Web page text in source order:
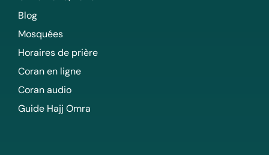
Blog
Mosquées
Horaires de prière
Coran en ligne
Coran audio
Guide Hajj Omra